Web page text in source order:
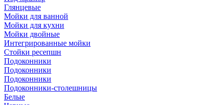
Глянцевые
Мойки для ванной
Мойки для кухни
Мойки двойные
Интегрированные мойки
Стойки ресепшн
Подоконники
Подоконники
Подоконники
Подоконники-столешницы
Белые